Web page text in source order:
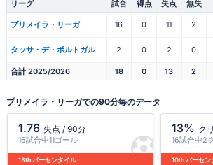
リーグ 試合 得点 失点 無失
プリメイラ・リーガ 16 0 11 2
タッサ・デ・ポルトガル 2 0 2 0
合計 2025/2026 18 0 13 2
プリメイラ・リーガでの90分毎のデータ
1.76 失点 / 90分
16試合中11ゴール
13th パーセンタイル
13% ク
16試合中2
10th パーセン